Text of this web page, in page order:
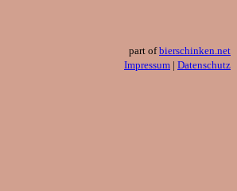
part ofbierschinken.net
Impressum | Datenschutz